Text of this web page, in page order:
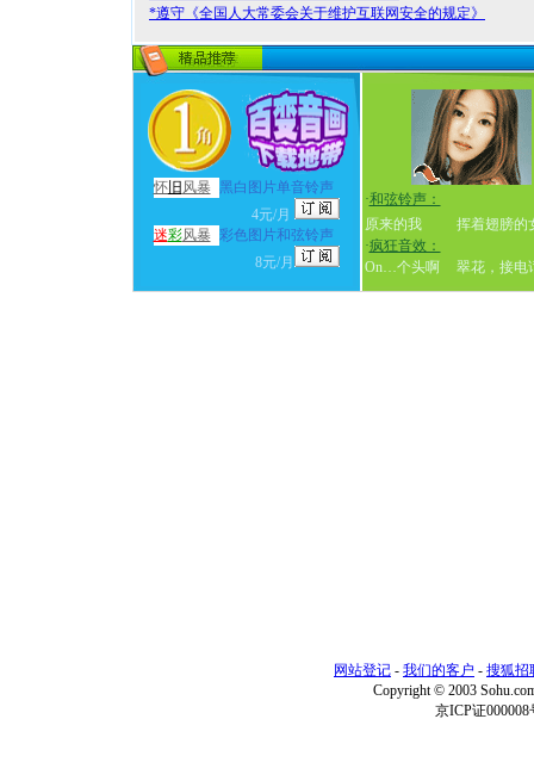
*遵守《全国人大常委会关于维护互联网安全的规定》
怀旧 风暴
黑白图片单音铃声
4元/月
迷彩风暴 彩色图片和弦铃声
8元/月
·和弦铃声：
原来的我
挥着翅膀的
·疯狂音效：
On…个头啊
翠花，接
网站登记 - 我们的客户 - 搜狐招
Copyright © 2003
京ICP证